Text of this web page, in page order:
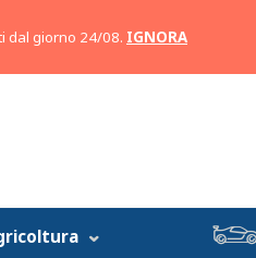
dal giorno 24/08. IGNORA